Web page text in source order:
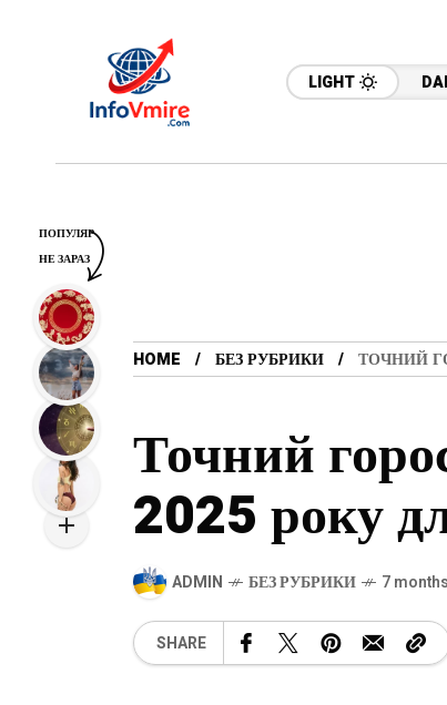
LIGHT
HOME БЕЗ РУБРИКИ ТОЧНИЙ
Точний
2025 року
ADMIN БЕЗ РУБРИКИ 7
SHARE
ПОПУЛЯР
НЕ ЗАРАЗ